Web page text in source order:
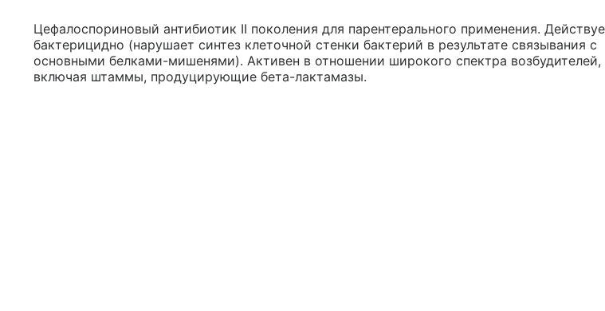
Цефалоспориновый антибиотик II поколения для парентерального применения.
бактерицидно (нарушает синтез клеточной стенки бактерий в результате связывания с
основными белками-мишенями). Активен в отношении широкого спектра возбудителей,
включая штаммы, продуцирующие бета-лактамазы.